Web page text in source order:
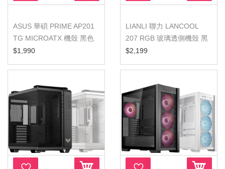
ASUS 華碩 PRIME AP201
TG MICROATX 機殼 黑色
白色
$1,990
LIANLI 聯力 LANCOOL
207 RGB 玻璃透側機殼 黑
色白色
$2,199